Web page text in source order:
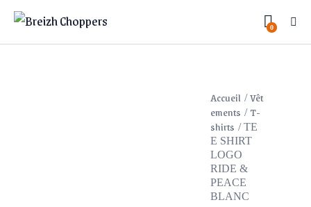
0
Accueil Vêt
ements
T-
shirts
TE
E SHIRT
LOGO
RIDE &
PEACE
BLANC